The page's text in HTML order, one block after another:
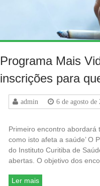
Programa Mais
inscrições para
admin 6 de agosto de
Primeiro encontro abordará
como isto afeta a saúde’ O
do Instituto Curitiba de
abertas. O objetivo dos
Ler mais